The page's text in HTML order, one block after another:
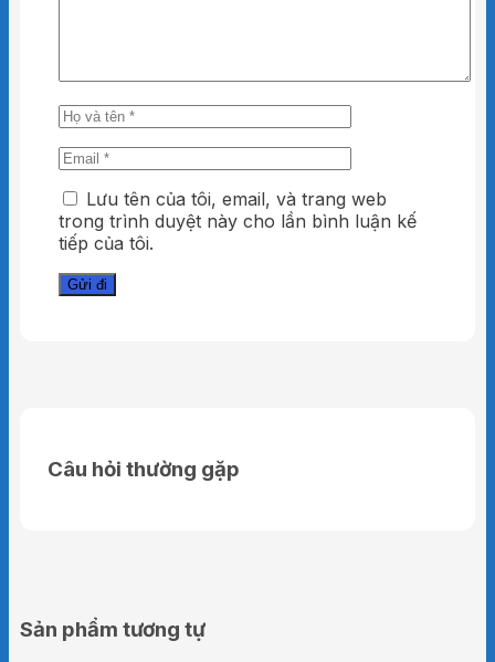
Lưu tên của tôi, email, và trang web
trong trình duyệt này cho lần bình luận kế
tiếp của tôi.
Câu hỏi thường gặp
Sản phẩm tương tự